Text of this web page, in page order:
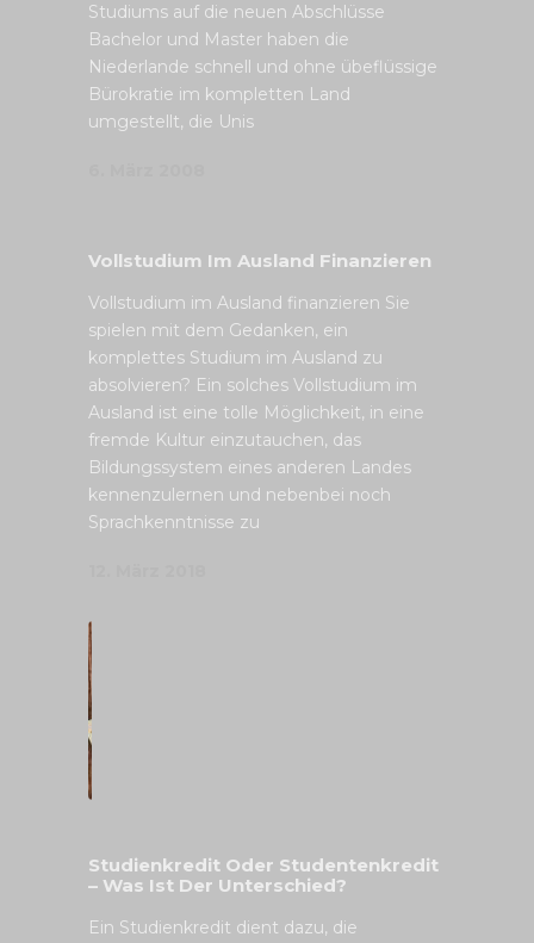
Studiums auf die neuen Abschlüsse
Bachelor und Master haben die
Niederlande schnell und ohne übeflüssige
Bürokratie im kompletten Land
umgestellt, die Unis
Vollstudium Im Ausland Finanzieren
Vollstudium im Ausland finanzieren Sie
spielen mit dem Gedanken, ein
komplettes Studium im Ausland zu
absolvieren? Ein solches Vollstudium im
Ausland ist eine tolle Möglichkeit, in eine
fremde Kultur einzutauchen, das
Bildungssystem eines anderen Landes
kennenzulernen und nebenbei noch
Sprachkenntnisse zu
Studienkredit Oder Studentenkredit
– Was Ist Der Unterschied?
Ein Studienkredit dient dazu, die